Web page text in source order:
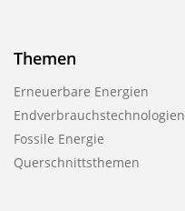
Themen
Erneuerbare Energien
Endverbrauchstechnologien
Fossile Energie
Querschnittsthemen